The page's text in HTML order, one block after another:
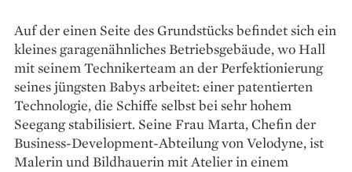
Auf der einen Seite des Grundstücks befindet sich ein
kleines garagenähnliches Betriebsgebäude, wo Hall
mit seinem Technikerteam an der Perfektionierung
seines jüngsten Babys arbeitet: einer patentierten
Technologie, die Schiffe selbst bei sehr hohem
Seegang stabilisiert. Seine Frau Marta, Chefin der
Business-Development-Abteilung von Velodyne, ist
Malerin und Bildhauerin mit Atelier in einem